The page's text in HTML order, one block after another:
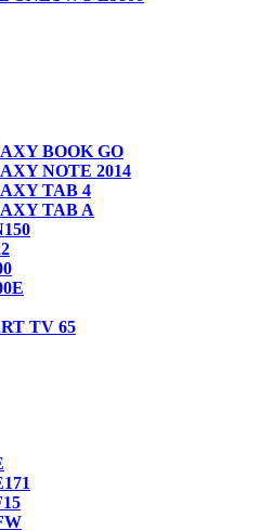
BOOK GO
NOTE 2014
TAB 4
TAB A
TV 65